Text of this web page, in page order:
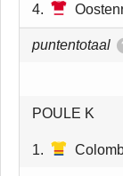
4.
puntentotaal
POULE K
1.